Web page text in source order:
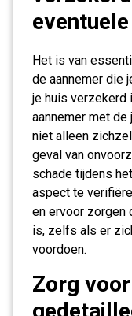
Het is van
de aannemer die
je huis verzekerd
aannemer met
niet alleen
geval van
schade tijdens
aspect te
en ervoor zorgen
is, zelfs als er
voordoen.
Zorg